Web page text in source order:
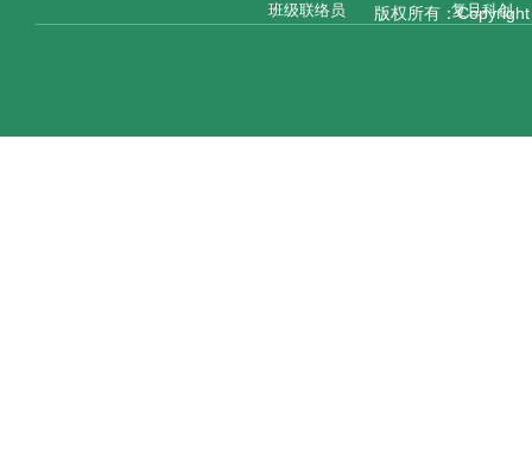
班级联络员
复旦科创
版权所有：